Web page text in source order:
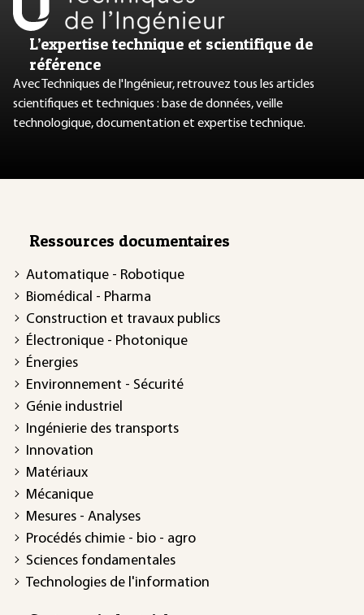
L’expertise technique et scientifique de
référence
Avec Techniques de l'Ingénieur, retrouvez tous les articles
scientifiques et techniques : base de données, veille
technologique, documentation et expertise technique.
Ressources documentaires
Automatique - Robotique
Biomédical - Pharma
Construction et travaux publics
Électronique - Photonique
Énergies
Environnement - Sécurité
Génie industriel
Ingénierie des transports
Innovation
Matériaux
Mécanique
Mesures - Analyses
Procédés chimie - bio - agro
Sciences fondamentales
Technologies de l'information